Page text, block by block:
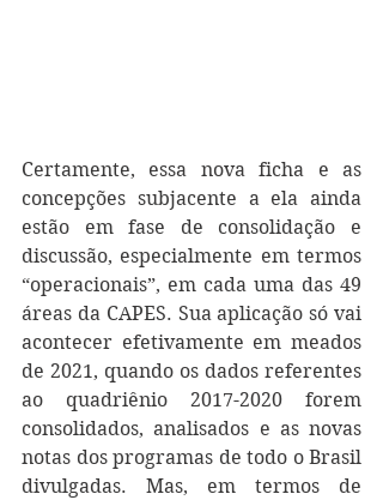
Certamente, essa nova ficha e as
concepções subjacente a ela ainda
estão em fase de consolidação e
discussão, especialmente em termos
“operacionais”, em cada uma das 49
áreas da CAPES. Sua aplicação só vai
acontecer efetivamente em meados
de 2021, quando os dados referentes
ao quadriênio 2017-2020 forem
consolidados, analisados e as novas
notas dos programas de todo o Brasil
divulgadas. Mas, em termos de